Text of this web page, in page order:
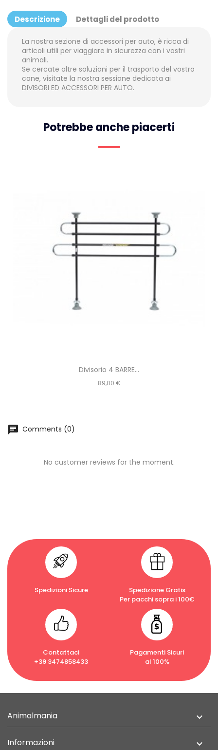
Descrizione Dettagli del prodotto
La nostra sezione di accessori per auto, è ricca di
articoli utili per viaggiare in sicurezza con i vostri
animali.
Se cercate altre soluzioni per il trasporto del vostro
cane, visitate la nostra sessione dedicata ai
DIVISORI ED ACCESSORI PER AUTO.
Potrebbe anche piacerti
Divisorio 4 BARRE...
Prezzo
89,00 €
chat Comments (0)
No customer reviews for the moment.
Spedizioni Sicure
Spedizione Gratis
Per pacchi sopra i 100€
Contattaci
+39 3474858433
Pagamenti Sicuri
al 100%
Animalmania 
Informazioni 